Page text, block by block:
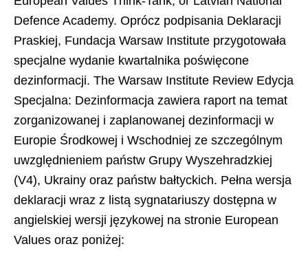
Defence Academy. Oprócz podpisania Deklaracji
Praskiej, Fundacja Warsaw Institute przygotowała
specjalne wydanie kwartalnika poświęcone
dezinformacji. The Warsaw Institute Review Edycja
Specjalna: Dezinformacja zawiera raport na temat
zorganizowanej i zaplanowanej dezinformacji w
Europie Środkowej i Wschodniej ze szczególnym
uwzględnieniem państw Grupy Wyszehradzkiej
(V4), Ukrainy oraz państw bałtyckich. Pełna wersja
deklaracji wraz z listą sygnatariuszy dostępna w
angielskiej wersji językowej na stronie European
Values oraz poniżej: